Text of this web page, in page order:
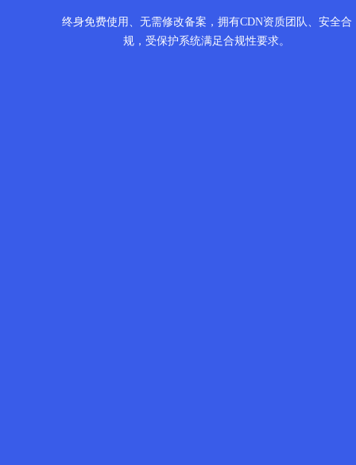
终身免费使用、无需修改备案，拥有CDN资质团队、安全合
规，受保护系统满足合规性要求。